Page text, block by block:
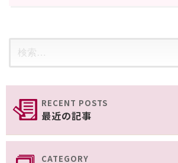
最近の記事